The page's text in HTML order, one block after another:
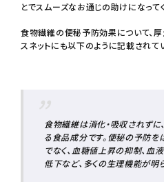
お問い合わせ
とでスムーズなお通じの助けになって
食物繊維の便秘予防効果について、
スネットにも以下のように記載されて
食物繊維は消化・吸収されずに
る食品成分です。便秘の予防
でなく、血糖値上昇の抑制、血
低下など、多くの生理機能が明